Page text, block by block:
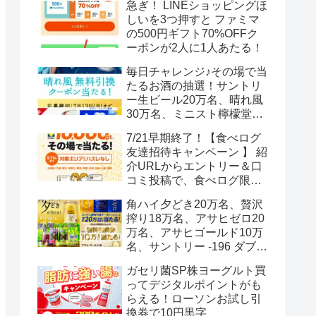
急ぎ！ LINEショッピングほ
しいを3つ押すと ファミマ
の500円ギフト70%OFFク
ーポンが2人に1人あたる！
毎日チャレンジ♪その場で当
たるお酒の抽選！サントリ
ー生ビール20万名、晴れ風
30万名、ミニスト檸檬堂2
ボール12.3万名
7/21早期終了！【食べログ
友達招待キャンペーン 】 紹
介URLからエントリー＆口
コミ投稿で、食べログ限定
トがもらえる
角ハイ夕どき20万名、贅沢
搾り18万名、アサヒゼロ20
万名、アサヒゴールド10万
名、サントリー -196 ダブル
ガセリ菌SP株ヨーグルト買
ってデジタルポイントがも
らえる！ローソンお試し引
換券で10円黒字